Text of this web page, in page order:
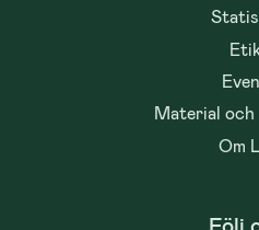
Etik
Material och
Om
Följ